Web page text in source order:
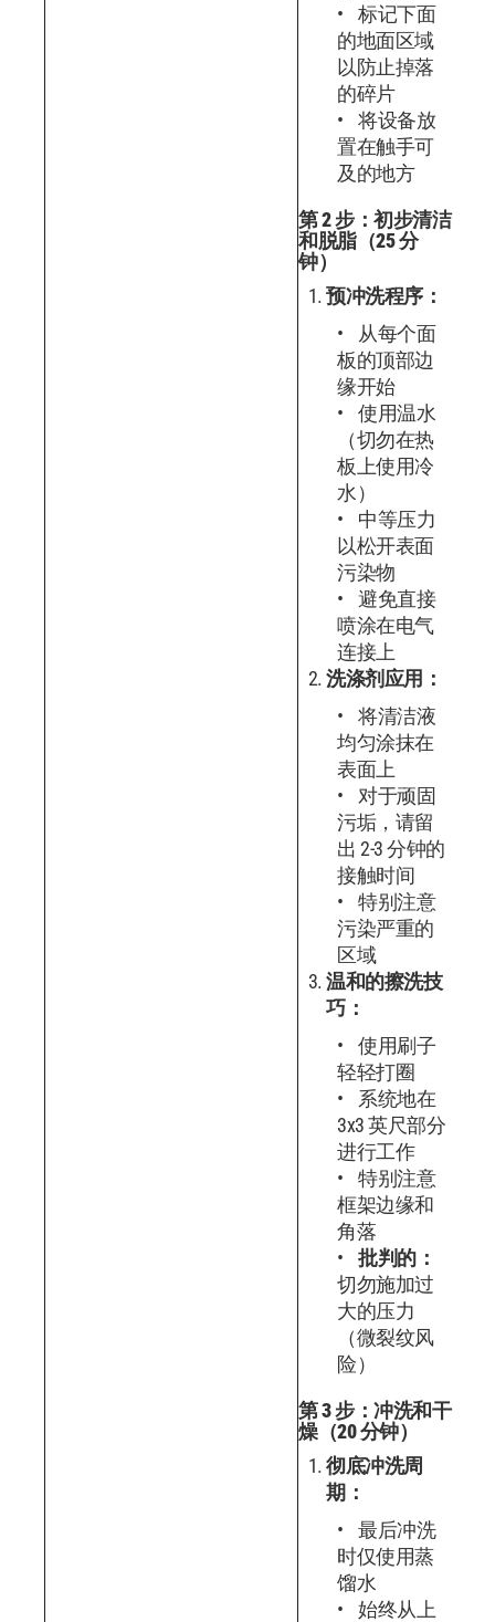
标记下面
的地面区域
以防止掉落
的碎片
将设备放
置在触手可
及的地方
第 2 步：初步清洁
和脱脂（25 分
钟）
预冲洗程序：
从每个面
板的顶部边
缘开始
使用温水
（切勿在热
板上使用冷
水）
中等压力
以松开表面
污染物
避免直接
喷涂在电气
连接上
洗涤剂应用：
将清洁液
均匀涂抹在
表面上
对于顽固
污垢，请留
出 2-3 分钟的
接触时间
特别注意
污染严重的
区域
温和的擦洗技
巧：
使用刷子
轻轻打圈
系统地在
3x3 英尺部分
进行工作
特别注意
框架边缘和
角落
批判的：
切勿施加过
大的压力
（微裂纹风
险）
第 3 步：冲洗和干
燥（20 分钟）
彻底冲洗周
期：
最后冲洗
时仅使用蒸
馏水
始终从上